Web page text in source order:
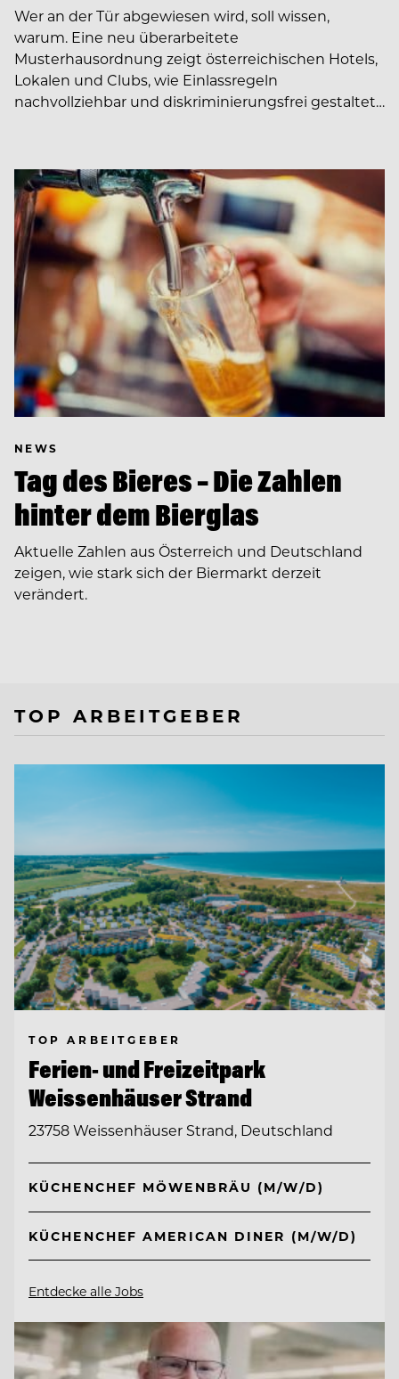
Wer an der Tür abgewiesen wird, soll wissen,
warum. Eine neu überarbeitete
Musterhausordnung zeigt österreichischen Hotels,
Lokalen und Clubs, wie Einlassregeln
nachvollziehbar und diskriminierungsfrei gestaltet…
NEWS
Tag des Bieres – Die Zahlen
hinter dem Bierglas
Aktuelle Zahlen aus Österreich und Deutschland
zeigen, wie stark sich der Biermarkt derzeit
verändert.
TOP ARBEITGEBER
TOP ARBEITGEBER
Ferien- und Freizeitpark
Weissenhäuser Strand
23758 Weissenhäuser Strand, Deutschland
KÜCHENCHEF MÖWENBRÄU (M/W/D)
KÜCHENCHEF AMERICAN DINER (M/W/D)
Entdecke alle Jobs